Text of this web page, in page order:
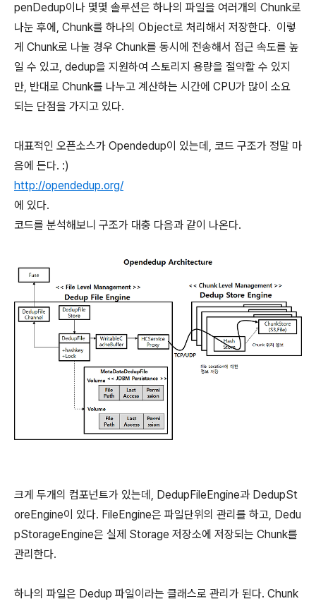
penDedup이나 몇몇 솔루션은 하나의 파일을 여러개의 Chunk로
나눈 후에, Chunk를 하나의 Object로 처리해서 저장한다. 이렇
게 Chunk로 나눌 경우 Chunk를 동시에 전송해서 접근 속도를 높
일 수 있고, dedup을 지원하여 스토리지 용량을 절약할 수 있지
만, 반대로 Chunk를 나누고 계산하는 시간에 CPU가 많이 소요
되는 단점을 가지고 있다.
대표적인 오픈소스가 Opendedup이 있는데, 코드 구조가 정말 마
음에 든다. :)
http://opendedup.org/
에 있다.
코드를 분석해보니 구조가 대충 다음과 같이 나온다.
크게 두개의 컴포넌트가 있는데, DedupFileEngine과 DedupSt
oreEngine이 있다. FileEngine은 파일단위의 관리를 하고, Dedu
pStorageEngine은 실제 Storage 저장소에 저장되는 Chunk를
관리한다.
하나의 파일은 Dedup 파일이라는 클래스로 관리가 된다. Chunk